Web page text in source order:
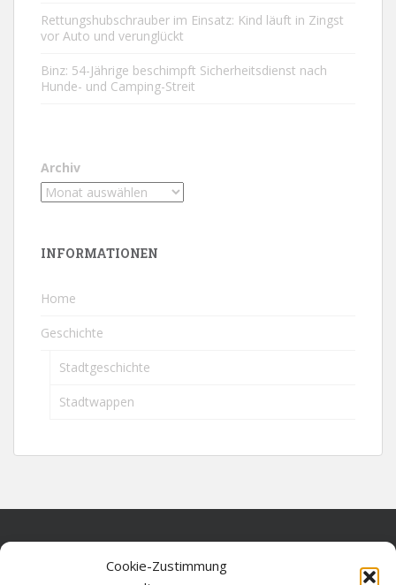
Cookie-Zustimmung
Rettungshubschrauber im Einsatz: Kind läuft in Zingst
vor Auto und verunglückt
Binz: 54-Jährige beschimpft Sicherheitsdienst nach
Hunde- und Camping-Streit
Archiv
INFORMATIONEN
Home
Geschichte
Stadtgeschichte
Stadtwappen